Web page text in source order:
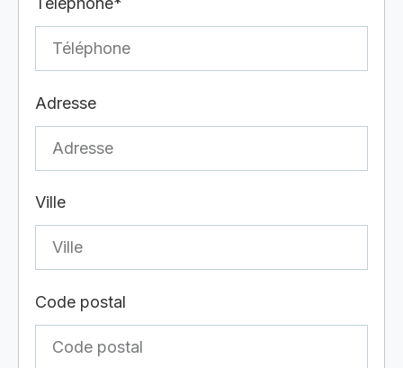
Adresse
Ville
Code postal